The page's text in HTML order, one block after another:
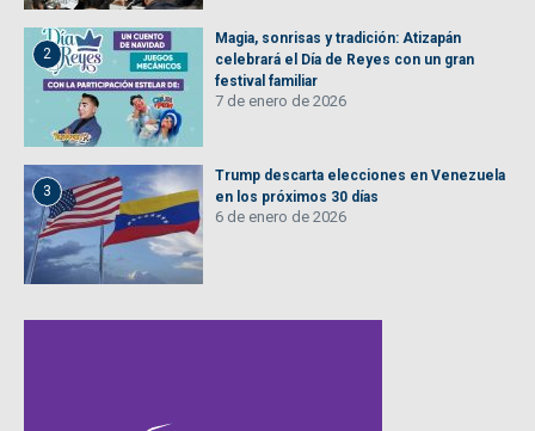
2
Magia, sonrisas y tradición: Atizapán
celebrará el Día de Reyes con un gran
festival familiar
7 de enero de 2026
3
Trump descarta elecciones en Venezuela
en los próximos 30 días
6 de enero de 2026